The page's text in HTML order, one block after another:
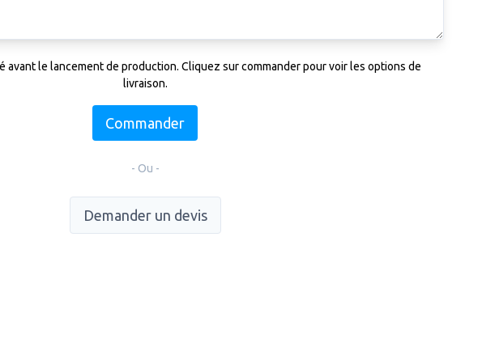
avant le lancement de production. Cliquez sur commander pour voir les options de
livraison.
Commander
- Ou -
Demander un devis